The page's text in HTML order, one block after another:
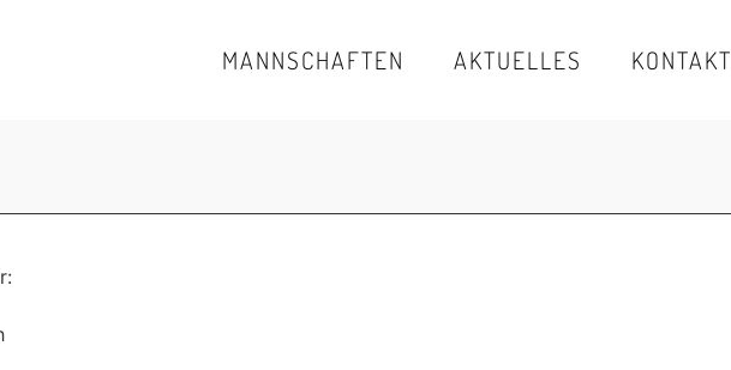
MANNSCHAFTEN AKTUELLES KONTAKT